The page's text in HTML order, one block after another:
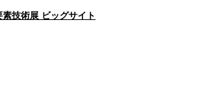
技術展 ビッグサイト